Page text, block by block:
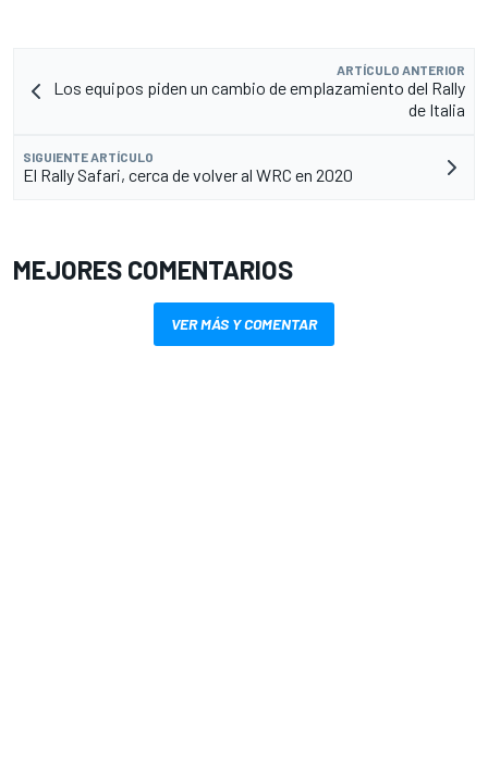
ARTÍCULO ANTERIOR
Los equipos piden un cambio de emplazamiento del Rally
de Italia
SIGUIENTE ARTÍCULO
El Rally Safari, cerca de volver al WRC en 2020
MEJORES COMENTARIOS
VER MÁS Y COMENTAR